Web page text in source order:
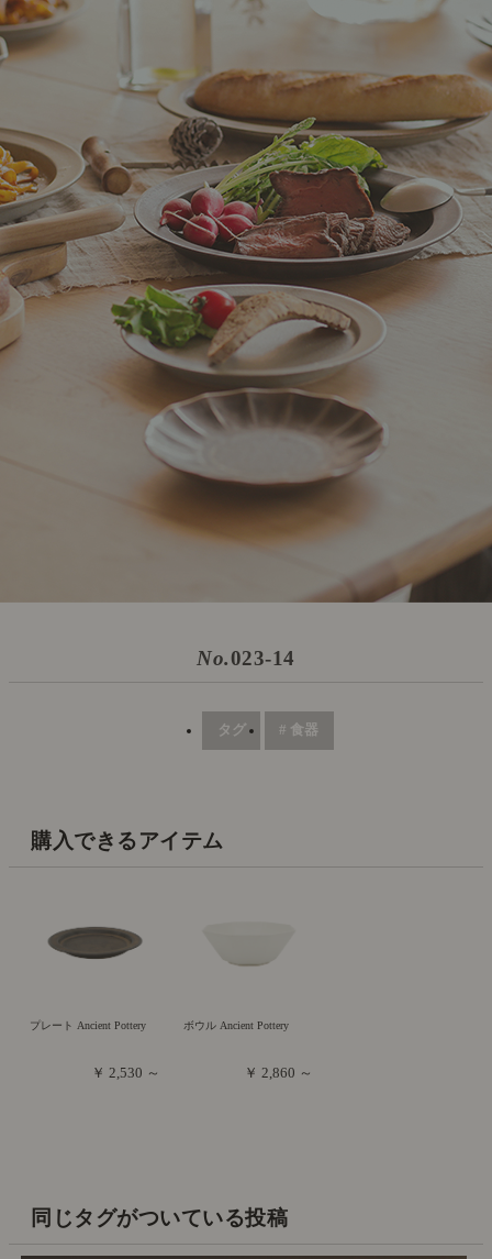
No.023-14
タグ # 食器
購入できるアイテム
プレート Ancient Pottery
￥ 2,530 ～
ボウル Ancient Pottery
￥ 2,860 ～
同じタグがついている投稿